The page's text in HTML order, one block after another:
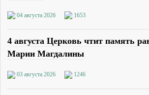
04 августа 2026 1653
4 августа Церковь чтит память
Марии Магдалины
03 августа 2026 1246